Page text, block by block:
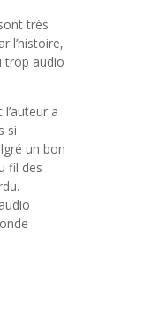
très
l’histoire,
trop audio
a
si
un bon
fil des